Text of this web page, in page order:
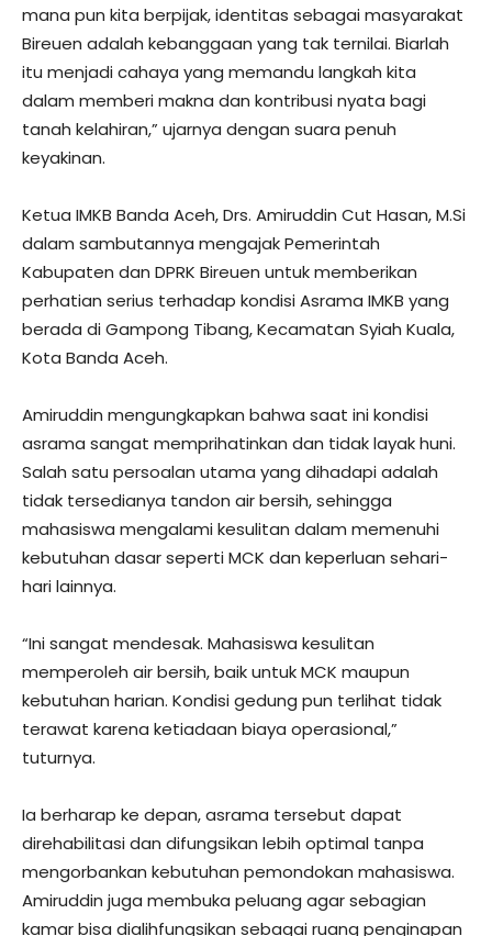
mana pun kita berpijak, identitas sebagai masyarakat
Bireuen adalah kebanggaan yang tak ternilai. Biarlah
itu menjadi cahaya yang memandu langkah kita
dalam memberi makna dan kontribusi nyata bagi
tanah kelahiran,” ujarnya dengan suara penuh
keyakinan.
Ketua IMKB Banda Aceh, Drs. Amiruddin Cut Hasan, M.Si
dalam sambutannya mengajak Pemerintah
Kabupaten dan DPRK Bireuen untuk memberikan
perhatian serius terhadap kondisi Asrama IMKB yang
berada di Gampong Tibang, Kecamatan Syiah Kuala,
Kota Banda Aceh.
Amiruddin mengungkapkan bahwa saat ini kondisi
asrama sangat memprihatinkan dan tidak layak huni.
Salah satu persoalan utama yang dihadapi adalah
tidak tersedianya tandon air bersih, sehingga
mahasiswa mengalami kesulitan dalam memenuhi
kebutuhan dasar seperti MCK dan keperluan sehari-
hari lainnya.
“Ini sangat mendesak. Mahasiswa kesulitan
memperoleh air bersih, baik untuk MCK maupun
kebutuhan harian. Kondisi gedung pun terlihat tidak
terawat karena ketiadaan biaya operasional,”
tuturnya.
Ia berharap ke depan, asrama tersebut dapat
direhabilitasi dan difungsikan lebih optimal tanpa
mengorbankan kebutuhan pemondokan mahasiswa.
Amiruddin juga membuka peluang agar sebagian
kamar bisa dialihfungsikan sebagai ruang penginapan